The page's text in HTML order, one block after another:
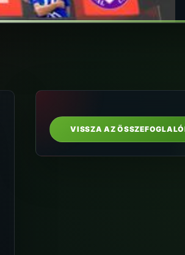
VISSZA AZ